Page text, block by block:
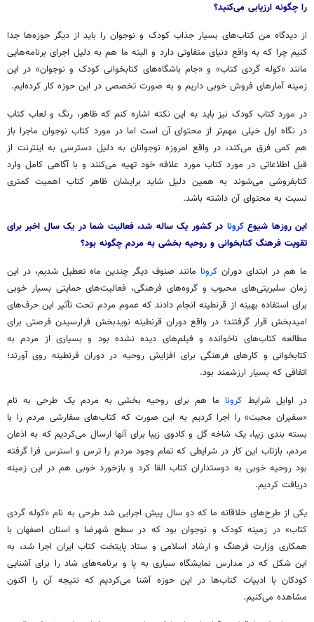
را چگونه ارزیابی می‌کنید؟
از دیدگاه من کتاب‌های بسیار جذاب کودک و نوجوان را باید از دیگر حوزه‌ها جدا
کنیم چرا که به واقع دنیای متفاوتی دارد و البته ما هم به دلیل اجرای برنامه‌هایی
مانند «کوله گردی کتاب» و «جام باشگاه‌های کتابخوانی کودک و نوجوان» در این
زمینه آمارهای فروش خوبی داریم و به صورت تخصصی در این حوزه کار کرده‌ایم.
در مورد کتاب کودک نیز باید به این نکته اشاره کنم که ظاهر، رنگ و لعاب کتاب
در نگاه اول خیلی مهم‌تر از محتوای آن است اما در مورد کتاب نوجوان ماجرا باز
هم کمی فرق می‌کند، در واقع امروزه نوجوانان به دلیل دسترسی به اینترنت از
قبل اطلاعاتی در مورد کتاب مورد علاقه خود تهیه می‌کنند و با آگاهی کامل وارد
کتابفروشی می‌شوند به همین دلیل شاید برایشان ظاهر کتاب اهمیت کمتری
نسبت به محتوای آن داشته باشد.
این روزها شیوعکرونا در کشور یک ساله شد، فعالیت شما در یک سال اخیر برای
تقویت فرهنگ کتابخوانی و روحیه بخشی به مردم چگونه بود؟
ما هم در ابتدای دوران کرونا مانند صنوف دیگر چندین ماه تعطیل شدیم، در این
زمان سلبریتی‌های محبوب و گروه‌های فرهنگی، فعالیت‌های حمایتی بسیار خوبی
برای استفاده بهینه از قرنطینه انجام دادند که عموم مردم تحت تأثیر این حرف‌های
امیدبخش قرار گرفتند؛ در واقع دوران قرنطینه نویدبخش فرارسیدن فرصتی برای
مطالعه کتاب‌های ناخوانده و فیلم‌های دیده نشده بود و بسیاری از مردم به
کتابخوانی و کارهای فرهنگی برای افزایش روحیه در دوران قرنطینه روی آورند؛
اتفاقی که بسیار ارزشمند بود.
در اوایل شرایط کرونا ما هم برای روحیه بخشی به مردم یک طرحی به نام
«سفیران محبت» را اجرا کردیم به این صورت که کتاب‌های سفارشی مردم را با
بسته بندی زیبا، یک شاخه گل و کادوی زیبا برای آنها ارسال می‌کردیم که به اذعان
مردم، بازتاب این کار در شرایطی که تمام وجود مردم را ترس و استرس فرا گرفته
بود روحیه خوبی به دوستداران کتاب القا کرد و بازخورد خوبی هم در این زمینه
دریافت کردیم.
یکی از طرح‌های خلاقانه ما که دو سال پیش اجرایی شد طرحی به نام «کوله گردی
کتاب» در زمینه کودک و نوجوان بود که در سطح شهرضا و استان اصفهان با
همکاری وزارت فرهنگ و ارشاد اسلامی و ستاد پایتخت کتاب ایران اجرا شد، به
این شکل که در مدارس نمایشگاه سیاری به پا و برنامه‌های شاد را برای آشنایی
کودکان با ادبیات کتاب‌ها در این حوزه آشنا می‌کردیم که نتیجه آن را اکنون
مشاهده می‌کنیم.